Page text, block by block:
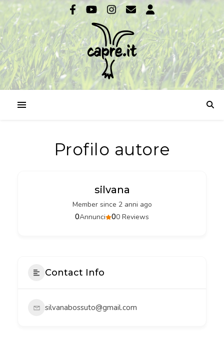
Profilo autore
silvana
Member since 2 anni ago
00 Reviews
0Annunci
Contact Info
silvanabossuto@gmail.com